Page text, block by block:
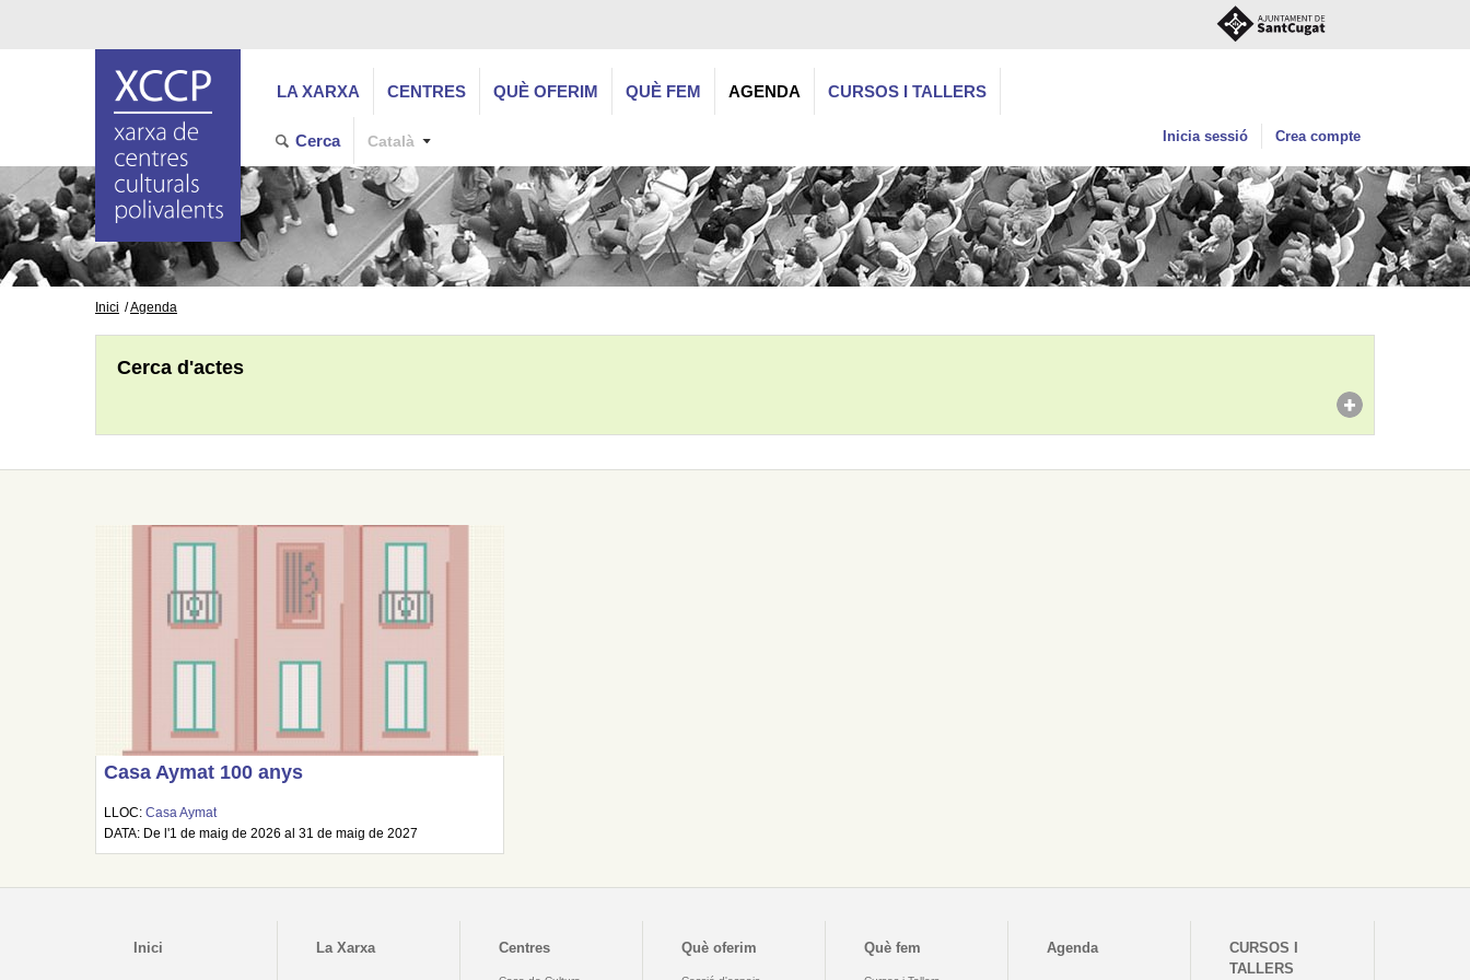
LA XARXA CENTRES QUÈ OFERIM QUÈ FEM AGENDA CURSOS I TALLERS
Cerca Català Inicia sessió Crea compte
Inici Agenda
Cerca d'actes
Casa Aymat 100 anys
LLOC:Casa Aymat
DATA: De l'1 de maig de 2026 al 31 de maig de 2027
Inici La Xarxa Centres Què oferim Què fem Agenda
CURSOS I
TALLERS